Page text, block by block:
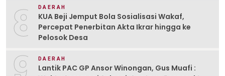
8 DAERAH
KUA Beji Jemput Bola Sosialisasi Wakaf,
Percepat Penerbitan Akta Ikrar hingga ke
Pelosok Desa
DAERAH
Lantik PAC GP Ansor Winongan, Gus Muafi :